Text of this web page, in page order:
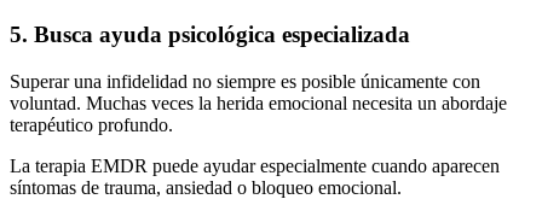
5. Busca ayuda psicológica especializada
Superar una infidelidad no siempre es posible únicamente con
voluntad. Muchas veces la herida emocional necesita un abordaje
terapéutico profundo.
La terapia EMDR puede ayudar especialmente cuando aparecen
síntomas de trauma, ansiedad o bloqueo emocional.